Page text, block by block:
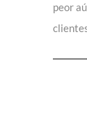
peor